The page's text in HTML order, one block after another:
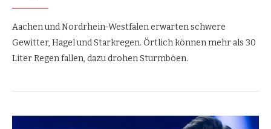
Aachen und Nordrhein-Westfalen erwarten schwere
Gewitter, Hagel und Starkregen. Örtlich können mehr als 30
Liter Regen fallen, dazu drohen Sturmböen.